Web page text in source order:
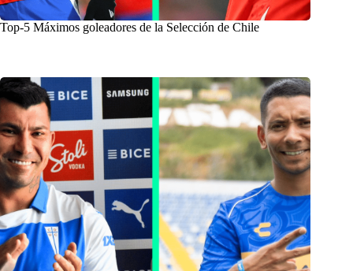
Top-5 Máximos goleadores de la Selección de Chile